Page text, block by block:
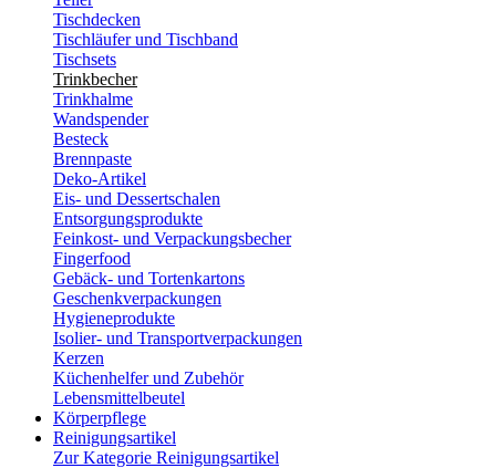
Tischdecken
Tischläufer und Tischband
Tischsets
Trinkbecher
Trinkhalme
Wandspender
Besteck
Brennpaste
Deko-Artikel
Eis- und Dessertschalen
Entsorgungsprodukte
Feinkost- und Verpackungsbecher
Fingerfood
Gebäck- und Tortenkartons
Geschenkverpackungen
Hygieneprodukte
Isolier- und Transportverpackungen
Kerzen
Küchenhelfer und Zubehör
Lebensmittelbeutel
Körperpflege
Reinigungsartikel
Zur Kategorie Reinigungsartikel